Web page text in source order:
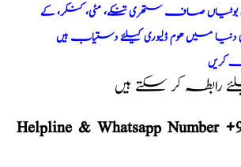
بوٹیاں صاف ستھری تنکے، مٹی، کنکر، کے
دنیا میں ھوم ڈلیوری کیلئے دستیاب ہیں
کریں
رابطہ کر سکتے ہیں
Helpline & Whatsapp Number